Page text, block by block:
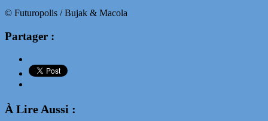
© Futuropolis / Bujak & Macola
Partager :
À Lire Aussi :